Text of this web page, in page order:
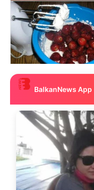
BalkanNews App